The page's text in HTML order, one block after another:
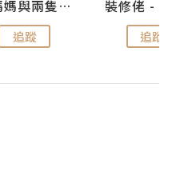
儍媽媽與兩隻小魔怪之家
追蹤 追蹤